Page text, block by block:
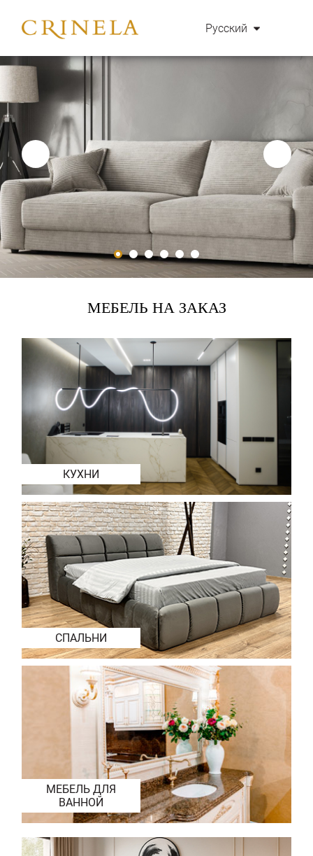
Русский
МЕБЕЛЬ НА ЗАКАЗ
КУХНИ
СПАЛЬНИ
МЕБЕЛЬ ДЛЯ
ВАННОЙ
СТОЛЫ И СТУЛЬЯ